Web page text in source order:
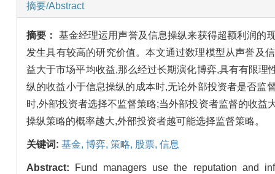
摘要/Abstract
摘要： 基金经理运用声誉及信息操纵来获得超额利润的
发生具有较高的研究价值。本文通过数理模型从声誉及
益大于市场平均收益,那么经过长期演化博弈,具有有限
纵的收益小于信息操纵的成本时,无论外部投资者是否监
时,外部投资者选择不监督策略;当外部投资者监督的收
操纵策略的概率越大,外部投资者越可能选择监督策略。
关键词: 基金, 博弈, 策略, 股票, 信息
Abstract:
Fund managers use the reputation and